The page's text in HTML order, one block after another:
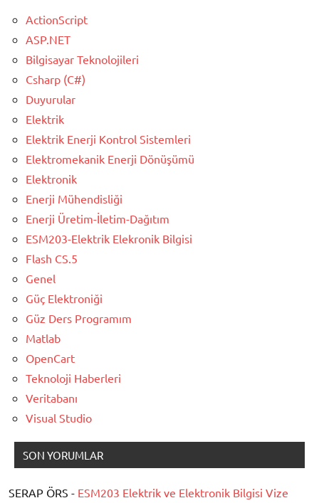
ActionScript
ASP.NET
Bilgisayar Teknolojileri
Csharp (C#)
Duyurular
Elektrik
Elektrik Enerji Kontrol Sistemleri
Elektromekanik Enerji Dönüşümü
Elektronik
Enerji Mühendisliği
Enerji Üretim-İletim-Dağıtım
ESM203-Elektrik Elekronik Bilgisi
Flash CS.5
Genel
Güç Elektroniği
Güz Ders Programım
Matlab
OpenCart
Teknoloji Haberleri
Veritabanı
Visual Studio
SON YORUMLAR
SERAP ÖRS - ESM203 Elektrik ve Elektronik Bilgisi Vize